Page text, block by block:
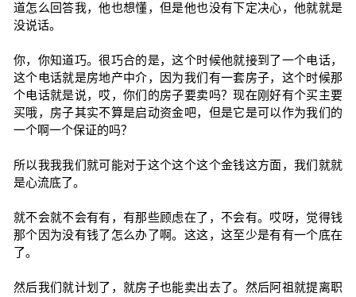
道怎么回答我，他也想懂，但是他也没有下定决心，他就就是
没说话。
你，你知道巧。很巧合的是，这个时候他就接到了一个电话，
这个电话就是房地产中介，因为我们有一套房子，这个时候那
个电话就是说，哎，你们的房子要卖吗？现在刚好有个买主要
买哦，房子其实不算是启动资金吧，但是它是可以作为我们的
一个啊一个保证的吗？
所以我我我们就可能对于这个这个这个金钱这方面，我们就就
是心流底了。
就不会就不会有有，有那些顾虑在了，不会有。哎呀，觉得钱
那个因为没有钱了怎么办了啊。这这，这至少是有有一个底在
了。
然后我们就计划了，就房子也能卖出去了。然后阿祖就提离职